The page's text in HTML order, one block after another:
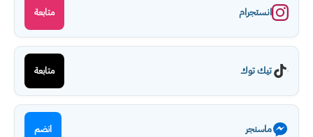
انستجرام متابعة
تيك توك متابعة
ماسنجر انضم